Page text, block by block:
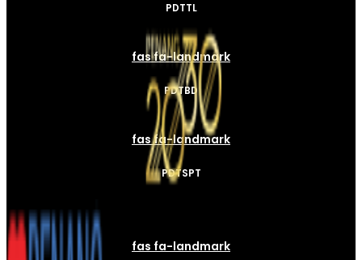
PDTTL
fas fa-landmark
PDTBD
fas fa-landmark
PDTSPT
fas fa-landmark